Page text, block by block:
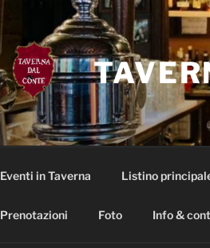
Eventi in Taverna Listino
Prenotazioni Foto Info &